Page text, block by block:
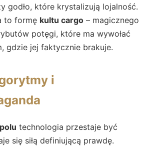
godło, które krystalizują lojalność.
to formę kultu cargo – magicznego
potęgi, które ma wywołać
gdzie jej faktycznie brakuje.
i
technologia przestaje być
się siłą definiującą prawdę.